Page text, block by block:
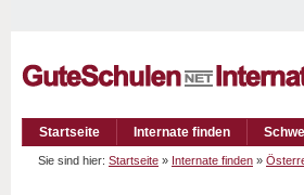
Startseite Internate finden
Sie sind hier: Startseite » Internate finden »